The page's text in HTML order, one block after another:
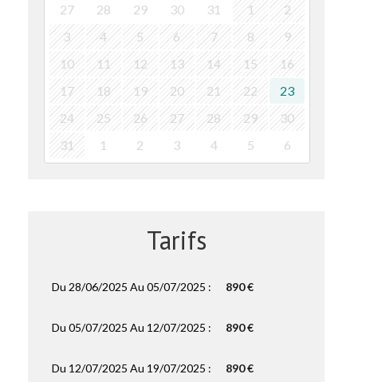
27 28 29 30 31 1
2
3
4 5 6 7 8
9
10
11 12 13 14 15
16
17
18 19 20 21 22
23
24
25 26 27 28 29
30
31
1 2 3 4 5 6
Tarifs
Du 28/06/2025 Au 05/07/2025 : 890 €
Du 05/07/2025 Au 12/07/2025 : 890 €
Du 12/07/2025 Au 19/07/2025 : 890 €